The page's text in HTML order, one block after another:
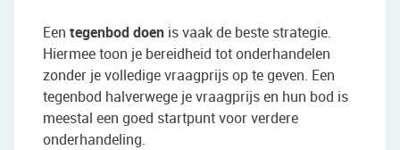
Een tegenbod doen is vaak de beste strategie.
Hiermee toon je bereidheid tot onderhandelen
zonder je volledige vraagprijs op te geven. Een
tegenbod halverwege je vraagprijs en hun bod is
meestal een goed startpunt voor verdere
onderhandeling.